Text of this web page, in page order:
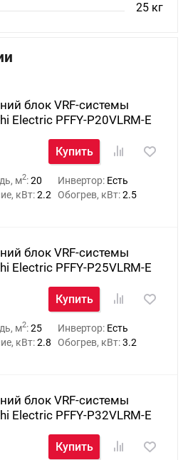
25 кг
блок VRF-системы
Electric PFFY-P20VLRM-E
Купить
м2:20 Инвертор: Есть
кВт:2.2 Обогрев, кВт:2.5
блок VRF-системы
Electric PFFY-P25VLRM-E
Купить
м2:25 Инвертор: Есть
кВт:2.8 Обогрев, кВт:3.2
блок VRF-системы
Electric PFFY-P32VLRM-E
Купить